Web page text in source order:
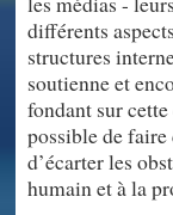
différents
structures
soutienne et
fondant sur
possible de
d’écarter les
humain et à la